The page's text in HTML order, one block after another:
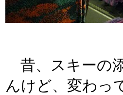
昔、スキーの
んけど、変わっ